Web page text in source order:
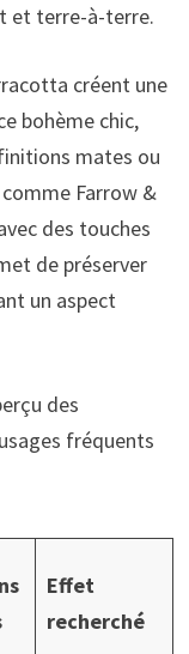
et terre-à-terre.
créent une
bohème chic,
mates ou
Farrow &
des touches
de préserver
un aspect
des
fréquents
Effet
recherché